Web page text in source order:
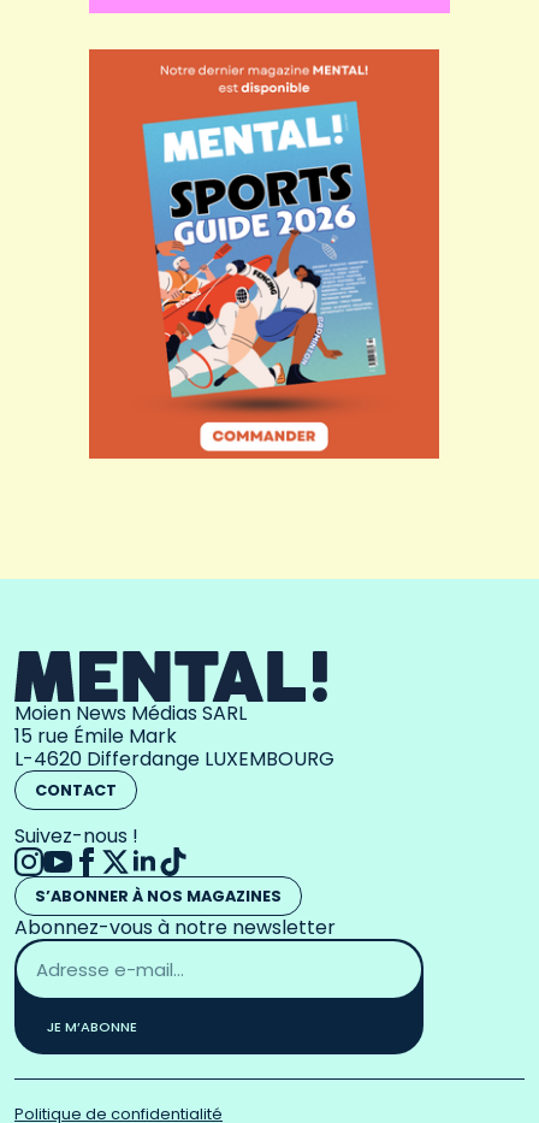
Moien News Médias SARL
15 rue Émile Mark
L-4620 Differdange LUXEMBOURG
CONTACT
Suivez-nous !
S’ABONNER À NOS MAGAZINES
Abonnez-vous à notre newsletter
Adresse
email
*
JE M’ABONNE
Politique de confidentialité